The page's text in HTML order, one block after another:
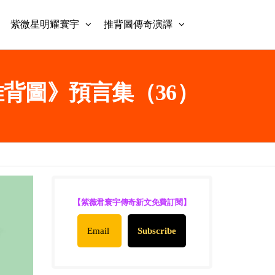
紫微星明耀寰宇 推背圖傳奇演譯
圖》預言集（36）
【紫薇君寰宇傳奇新文免費訂閱】